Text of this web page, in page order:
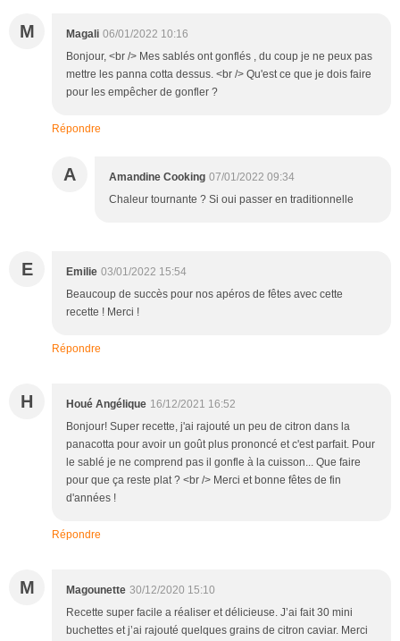
M Magali 06/01/2022 10:16
Bonjour, <br /> Mes sablés ont gonflés , du coup je ne peux pas
mettre les panna cotta dessus. <br /> Qu'est ce que je dois faire
pour les empêcher de gonfler ?
Répondre
A Amandine Cooking 07/01/2022 09:34
Chaleur tournante ? Si oui passer en traditionnelle
E Emilie 03/01/2022 15:54
Beaucoup de succès pour nos apéros de fêtes avec cette
recette ! Merci !
Répondre
H Houé Angélique 16/12/2021 16:52
Bonjour! Super recette, j'ai rajouté un peu de citron dans la
panacotta pour avoir un goût plus prononcé et c'est parfait. Pour
le sablé je ne comprend pas il gonfle à la cuisson... Que faire
pour que ça reste plat ? <br /> Merci et bonne fêtes de fin
d'années !
Répondre
M Magounette 30/12/2020 15:10
Recette super facile a réaliser et délicieuse. J’ai fait 30 mini
buchettes et j’ai rajouté quelques grains de citron caviar. Merci